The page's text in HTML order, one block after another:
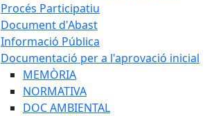
Procés Participatiu
Document d'Abast
Informació Pública
Documentació per a l'aprovació inicial
MEMÒRIA
NORMATIVA
DOC AMBIENTAL